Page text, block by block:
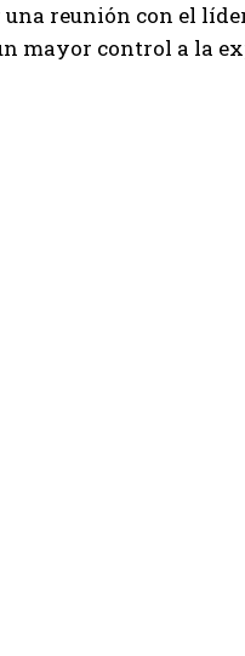
una reunión con el
mayor control a la